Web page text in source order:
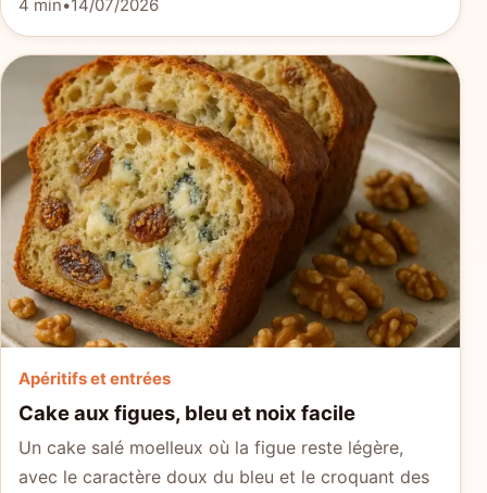
4 min•14/07/2026
Apéritifs et entrées
Cake aux figues, bleu et noix facile
Un cake salé moelleux où la figue reste légère,
avec le caractère doux du bleu et le croquant des